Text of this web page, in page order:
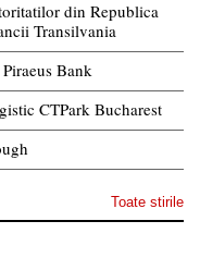
din Republica
Transilvania
Bank
CTPark Bucharest
Toate stirile